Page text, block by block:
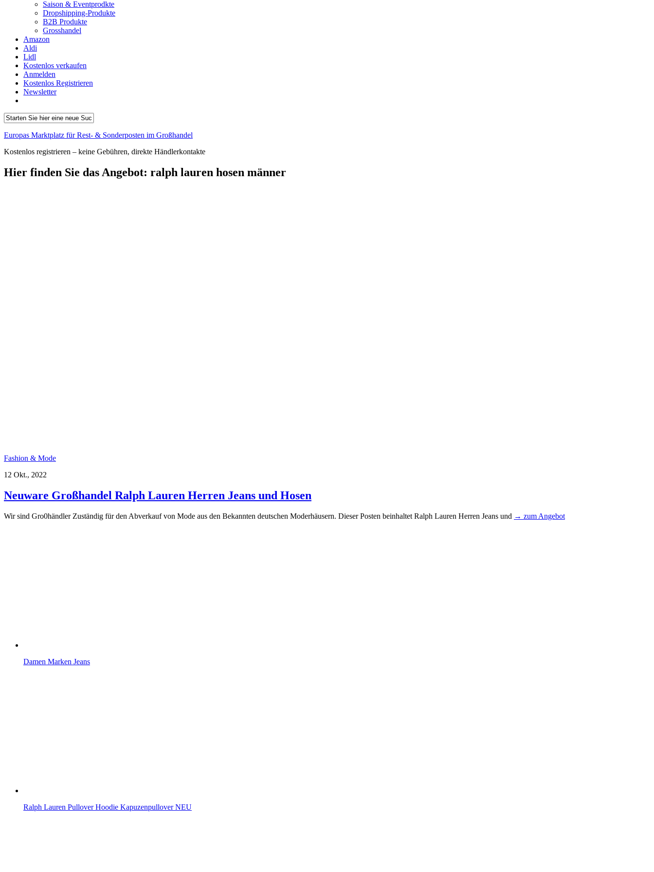
Saison & Eventprodkte
Dropshipping-Produkte
B2B Produkte
Grosshandel
Amazon
Aldi
Lidl
Kostenlos verkaufen
Anmelden
Kostenlos Registrieren
Newsletter
Europas Marktplatz für Rest- & Sonderposten im Großhandel
Kostenlos registrieren – keine Gebühren, direkte Händlerkontakte
Hier finden Sie das Angebot: ralph lauren hosen männer
Fashion & Mode
12 Okt., 2022
Neuware Großhandel Ralph Lauren Herren Jeans und Hosen
Wir sind Gro0händler Zuständig für den Abverkauf von Mode aus den Bekannten deutschen Moderhäusern. Dieser Posten beinhaltet Ralph Lauren Herren Jeans und → zum Angebot
Damen Marken Jeans
Ralph Lauren Pullover Hoodie Kapuzenpullover NEU